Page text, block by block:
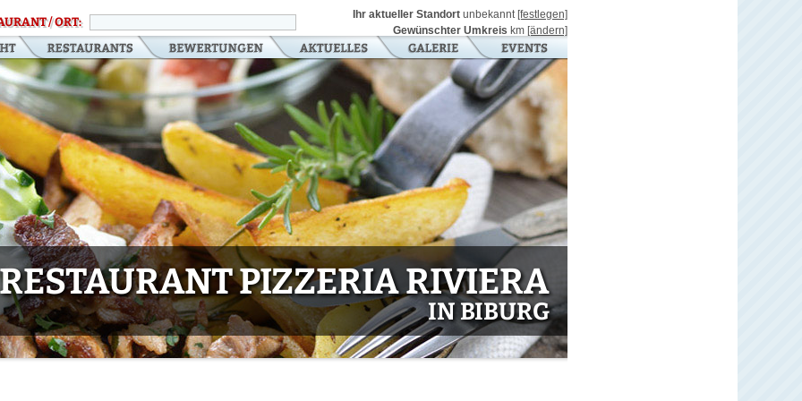
/ ORT:
Ihr aktueller Standort unbekannt [festlegen]
Gewünschter Umkreis km [ändern]
RESTAURANT PIZZERIA RIVIERA
IN BIBURG